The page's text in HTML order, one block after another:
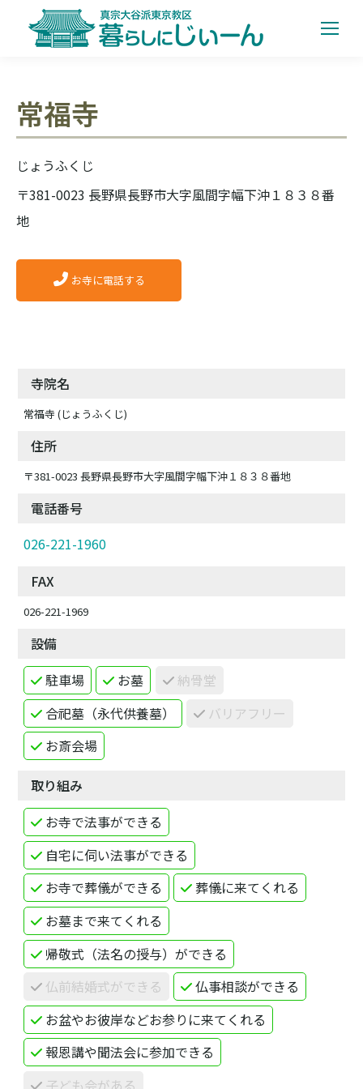
常福寺
じょうふくじ
〒381-0023 長野県長野市大字風間字幅下沖１８３８番
地
お寺に電話する
寺院名
常福寺 (じょうふくじ)
住所
〒381-0023 長野県長野市大字風間字幅下沖１８３８番地
電話番号
026-221-1960
FAX
026-221-1969
設備
駐車場
お墓
納骨堂
合祀墓（永代供養墓）
バリアフリー
お斎会場
取り組み
お寺で法事ができる
自宅に伺い法事ができる
お寺で葬儀ができる
葬儀に来てくれる
お墓まで来てくれる
帰敬式（法名の授与）ができる
仏前結婚式ができる
仏事相談ができる
お盆やお彼岸などお参りに来てくれる
報恩講や聞法会に参加できる
子ども会がある